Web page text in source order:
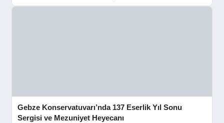
Gebze Konservatuvarı’nda 137 Eserlik Yıl Sonu
Sergisi ve Mezuniyet Heyecanı